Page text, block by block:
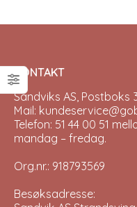
KONTAKT
Sandviks AS, Postboks
Mail:
Telefon: 51 44 00 51
mandag – fredag.
Org.nr.: 918793569
Besøksadresse: